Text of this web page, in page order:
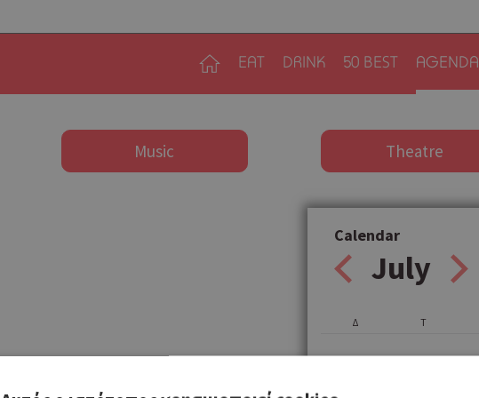
EAT DRINK 50 BEST AGENDA
Music Theatre
Calendar
July
Δ Τ